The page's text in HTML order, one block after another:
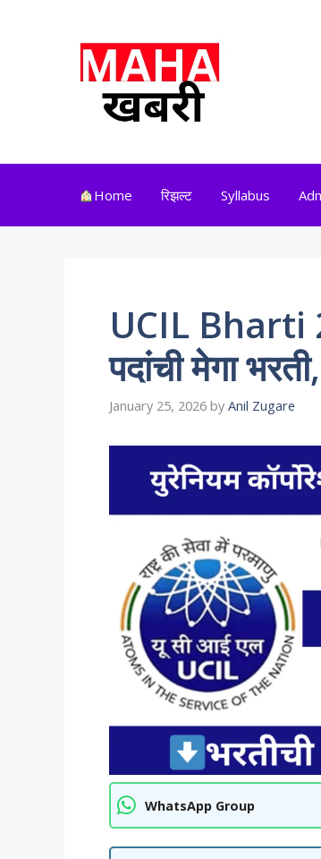
Home रिझल्ट Syllabus
UCIL Bharti
पदांची मेगा
January 25, 2026 by Anil Zugare
WhatsApp Group